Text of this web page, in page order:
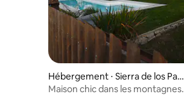
Hébergement ⋅ Sierra de los Pad
res
Maison chic dans les montagnes.